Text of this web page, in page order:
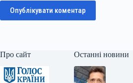
Опублікувати коментар
Про сайт Останні новини